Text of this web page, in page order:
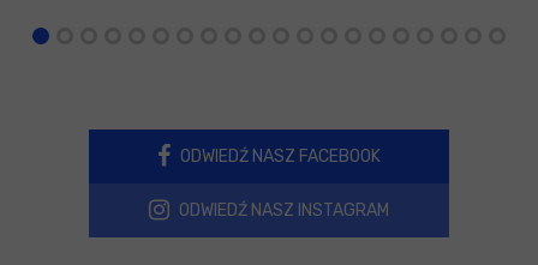
ODWIEDŹ NASZ FACEBOOK
ODWIEDŹ NASZ INSTAGRAM